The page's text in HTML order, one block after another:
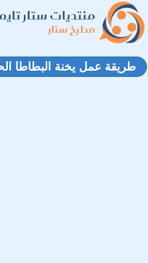
منتديات ستار
مطبخ ستار
طريقة عمل يخنة البطاطا